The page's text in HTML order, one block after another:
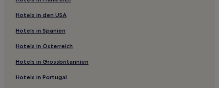
Hotels in den USA
Hotels in Spanien
Hotels in Österreich
Hotels in Grossbritannien
Hotels in Portugal